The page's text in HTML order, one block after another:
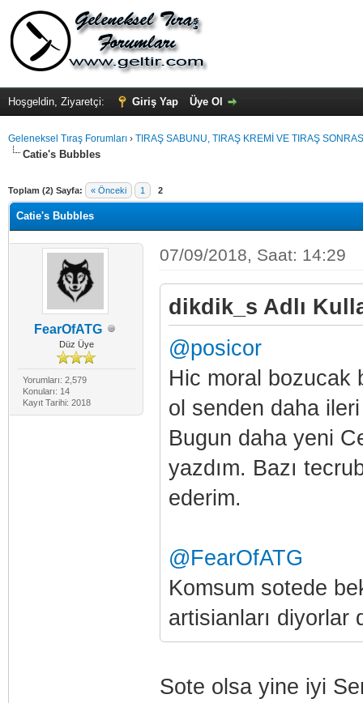
Hoşgeldin, Ziyaretçi: Giriş Yap Üye Ol
Geleneksel Tıraş Forumları › TIRAŞ SABUNU, TIRAŞ KREMİ VE TIRAŞ
Catie's Bubbles
Toplam (2) Sayfa: « Önceki 1 2
Catie's Bubbles
FearOfATG
Düz Üye
Yorumları: 2,579
Konuları: 14
Kayıt Tarihi: 2018
07/09/2018, Saat: 14:29
dikdik_s Adlı
@posicor
Hic moral bozucak
ol senden daha
Bugun daha yeni
yazdım. Bazı
ederim.
@FearOfATG
Komsum sotede
artisianları diyorlar
Sote olsa yine iyi